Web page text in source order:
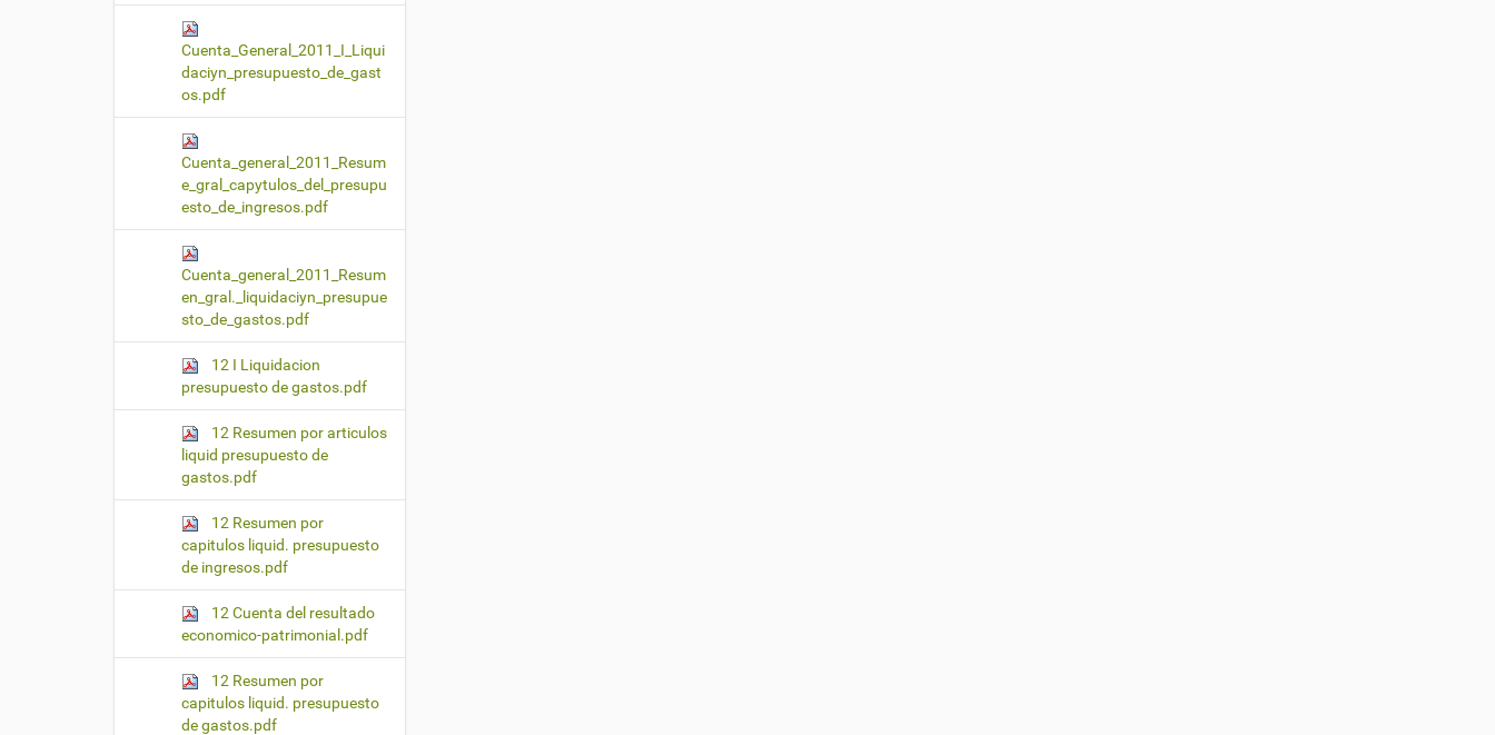
Cuenta_General_2011_I_Liqui
daciyn_presupuesto_de_gast
os.pdf
Cuenta_general_2011_Resum
e_gral_capytulos_del_presupu
esto_de_ingresos.pdf
Cuenta_general_2011_Resum
en_gral._liquidaciyn_presupue
sto_de_gastos.pdf
12 I Liquidacion
presupuesto de gastos.pdf
12 Resumen por articulos
liquid presupuesto de
gastos.pdf
12 Resumen por
capitulos liquid. presupuesto
de ingresos.pdf
12 Cuenta del resultado
economico-patrimonial.pdf
12 Resumen por
capitulos liquid. presupuesto
de gastos.pdf